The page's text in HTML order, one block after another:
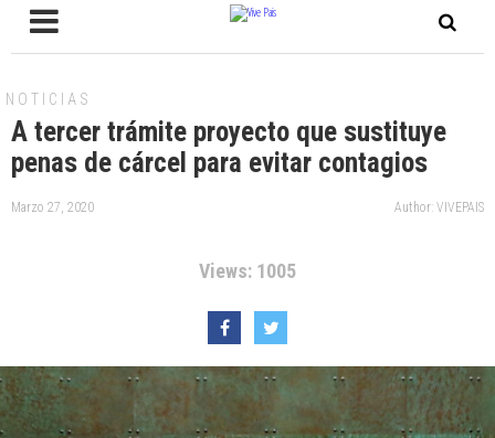
NOTICIAS
A tercer trámite proyecto que sustituye
penas de cárcel para evitar contagios
Marzo 27, 2020 Author: VIVEPAIS
Views: 1005